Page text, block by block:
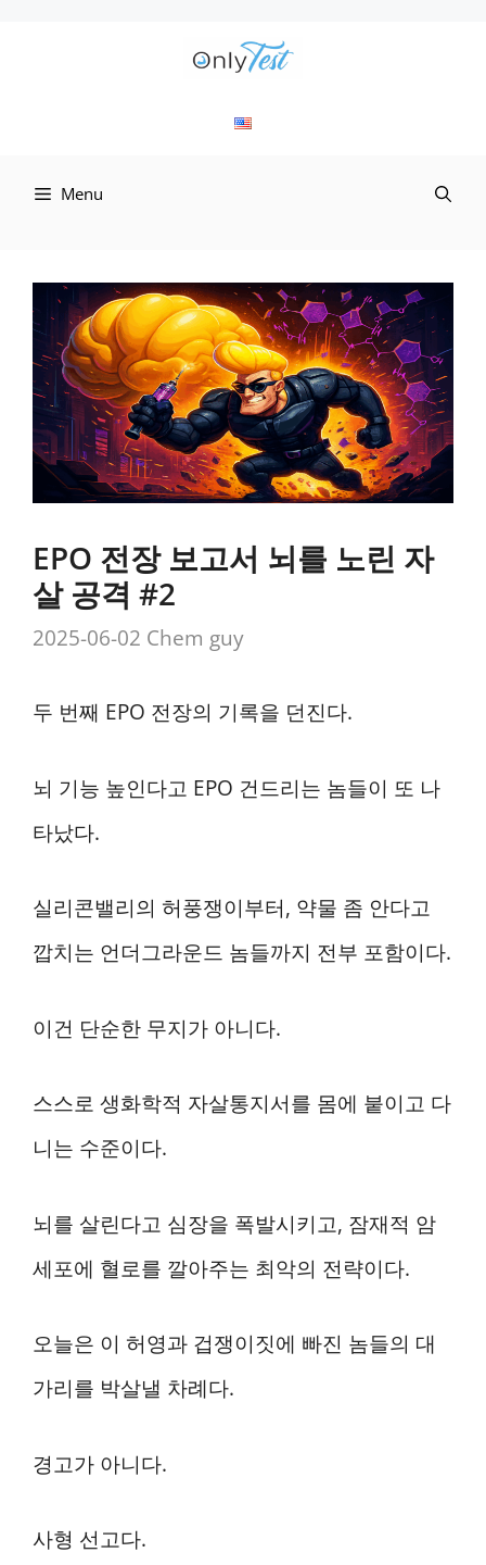
Menu
EPO 전장 보고서 뇌를 노린 자
살 공격 #2
2025-06-02 Chem guy
두 번째 EPO 전장의 기록을 던진다.
뇌 기능 높인다고 EPO 건드리는 놈들이 또 나
타났다.
실리콘밸리의 허풍쟁이부터, 약물 좀 안다고
깝치는 언더그라운드 놈들까지 전부 포함이다.
이건 단순한 무지가 아니다.
스스로 생화학적 자살통지서를 몸에 붙이고 다
니는 수준이다.
뇌를 살린다고 심장을 폭발시키고, 잠재적 암
세포에 혈로를 깔아주는 최악의 전략이다.
오늘은 이 허영과 겁쟁이짓에 빠진 놈들의 대
가리를 박살낼 차례다.
경고가 아니다.
사형 선고다.